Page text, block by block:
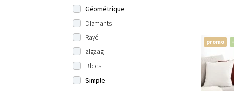
Géométrique
Diamants
Rayé
zigzag
Blocs
Simple
promo